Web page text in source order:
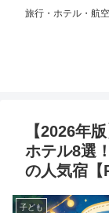
旅行・ホテル・航
【2026年
ホテル8選
の人気宿【
子ども